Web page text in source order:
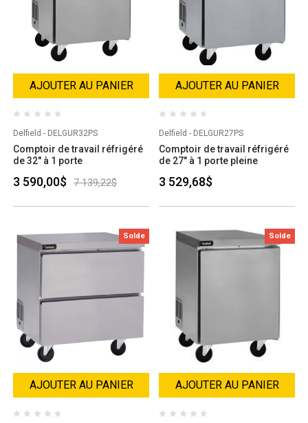
AJOUTER AU PANIER
Delfield - DELGUR32PS
Comptoir de travail réfrigéré
de 32" à 1 porte
3 590,00$ 7 139,22$
AJOUTER AU PANIER
Delfield - DELGUR27PS
Comptoir de travail réfrigéré
de 27" à 1 porte pleine
3 529,68$
Solde
AJOUTER AU PANIER
Solde
AJOUTER AU PANIER